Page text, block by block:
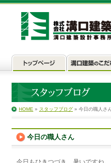
HOME » スタッフブログ » 今日の職人さん
今日の職人さん